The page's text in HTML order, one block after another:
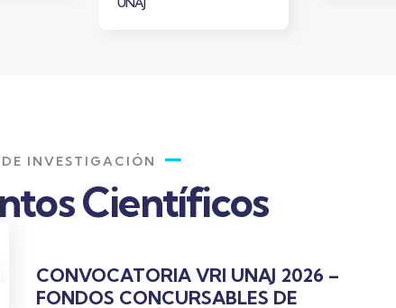
INVESTIGACIÓN
Científicos
CONVOCATORIA VRI UNAJ 2026 –
FONDOS CONCURSABLES DE
Gallery Image
Visita revista Ñawparisun
Visita